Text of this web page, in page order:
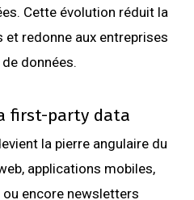
Cette évolution réduit la
et redonne aux entreprises
données.
first-party data
la pierre angulaire du
applications mobiles,
encore newsletters